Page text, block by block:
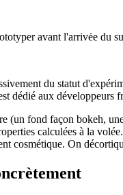
avant l'arrivée du
du statut
dédié aux développeurs
(un fond façon bokeh,
calculées à la
cosmétique. On